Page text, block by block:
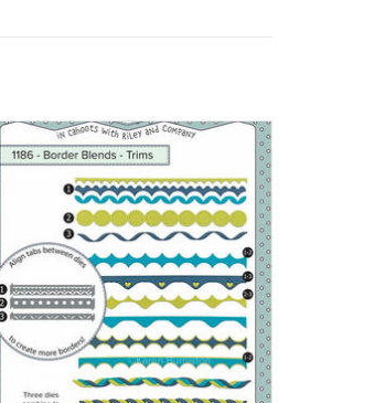
Karen Burniston Karen Burniston Border
Blends- Trims 1186
TOEVOEGEN AAN WINKELWAGEN